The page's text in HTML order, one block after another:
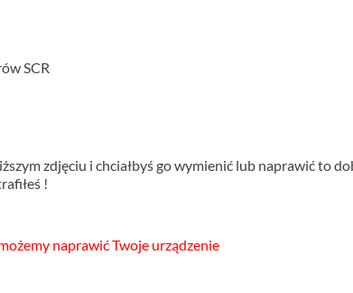
SCR
zdjęciu i chciałbyś go wymienić lub naprawić to
!
naprawić Twoje urządzenie